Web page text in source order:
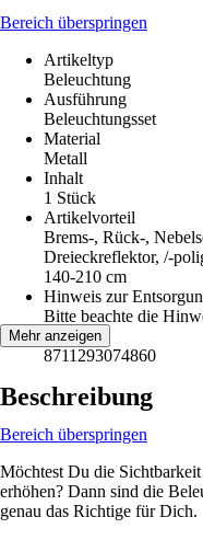
Bereich überspringen
Artikeltyp
Beleuchtung
Ausführung
Beleuchtungsset
Material
Metall
Inhalt
1 Stück
Artikelvorteil
Brems-, Rück-,
Dreieckreflektor, /-
140-210 cm
Hinweis zur
Bitte beachte die
EAN
8711293074860
Mehr anzeigen
Beschreibung
Bereich überspringen
Möchtest Du die
erhöhen? Dann sind die
genau das Richtige für Dich.